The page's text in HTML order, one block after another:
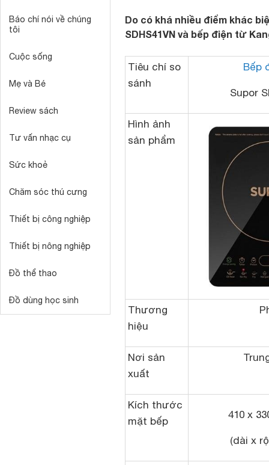
Báo chí nói về chúng
tôi
Cuộc sống
Mẹ và Bé
Review sách
Tư vấn nhạc cụ
Sức khoẻ
Chăm sóc thú cưng
Thiết bị công nghiệp
Thiết bị nông nghiệp
Đồ thể thao
Đồ dùng học sinh
Do có khá nhiều điểm khác
SDHS41VN và bếp điện từ
Tiêu chí so
sánh
Bếp
Supor
Hình ảnh
sản phẩm
Thương
hiệu
Nơi sản
xuất
Kích thước
mặt bếp
410 x
(dài x